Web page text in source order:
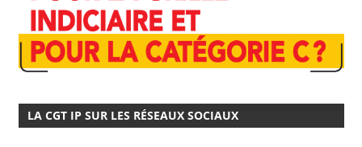
LA CGT IP SUR LES RÉSEAUX SOCIAUX